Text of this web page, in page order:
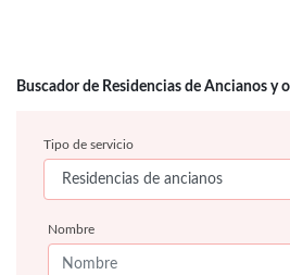
Buscador de Residencias de Ancianos y
Tipo de servicio
Nombre